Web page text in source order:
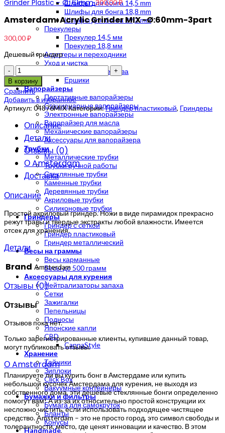
Шлифы для бонга 14,5 mm
Шлифы для бонга 18,8 mm
Шлифы для бонга 29,2 mm
Прекулеры
Прекулер 14,5 мм
Прекулер 18,8 мм
Адаптеры и переходники
Уход и чистка
Чистящие средства
Ершики
Вапорайзеры
Портативные вапорайзеры
Стационарные вапорайзеры
Электронные вапорайзеры
Вапорайзер для масла
Механические вапорайзеры
Аксессуары для вапорайзера
Трубки
Металлические трубки
Трубки ручной работы
Стеклянные трубки
Каменные трубки
Деревянные трубки
Акриловые трубки
Силиконовые трубки
Гриндеры
Гриндер с сеткой
Гриндер пластиковый
Гриндер металлический
Весы на граммы
Весы карманные
Весы до 500 грамм
Аксессуары для курения
Нейтрализаторы запаха
Сетки
Зажигалки
Пепельницы
Подносы
Японские капли
CBD
CannaStyle
Хранение
Тайники
Зиплоки
Click Box
Вакуумные контейнеры
Бумажки и фильтры
Бумага для самокруток
Бланты
Конусы
Handmade
Grinder Plastic - Ø: 61mm300,00₽
Amsterdam: Acrylic Grinder MIX -Ø:60mm-3part
300,00₽
Дешевый гриндер
Количество
В корзину
Сравнить
Добавить в избранное
Артикул: 04876MIXКатегории:Гриндер пластиковый, Гриндеры
Описание
Детали
Отзывы (0)
О Amsterdam
Доставка
Описание
Простой акриловый гриндер. Ножи в виде пирамидок прекрасно
режут травы и твердые экстракты любой влажности. Имеется
отсек для хранения.
Детали
Brand Amsterdam
Отзывы (0)
Отзывы
Отзывов пока нет.
Только зарегистрированные клиенты, купившие данный товар,
могут публиковать отзывы.
О Amsterdam
Планируете ли вы курить бонг в Амстердаме или купить
небольшой кусочек Амстердама для курения, не выходя из
собственного дома, эти дешевые стеклянные бонги определенно
помогут вам! А из-за их относительно простой конструкции их
несложно чистить, если использовать подходящее чистящее
средство. Amsterdam – это не просто город, это символ свободы и
толерантности, место, где ценят инновации и качество. В этом